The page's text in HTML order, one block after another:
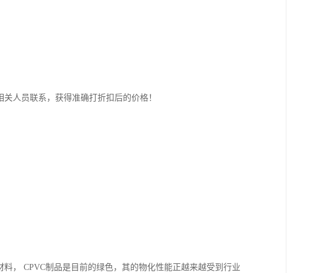
人员联系，获得准确打折扣后的价格！
， CPVC制品是目前的绿色，其的物化性能正越来越受到行业